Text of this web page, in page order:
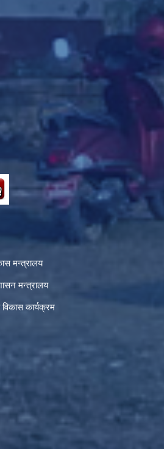
मन्त्रालय
मन्त्रालय
कार्यक्रम